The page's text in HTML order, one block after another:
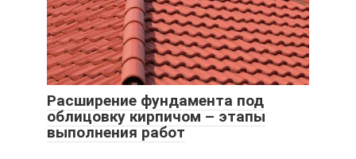
Расширение фундамента под
облицовку кирпичом – этапы
выполнения работ